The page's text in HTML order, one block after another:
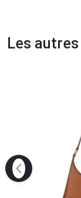
Les